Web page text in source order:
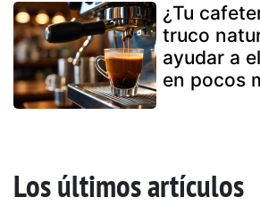
¿Tu
truco
ayudar a
en pocos
Los últimos artículos